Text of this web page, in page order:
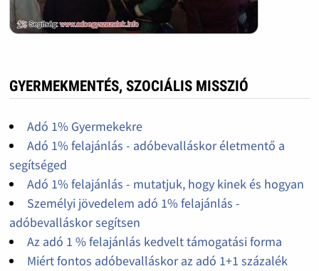
GYERMEKMENTÉS, SZOCIÁLIS MISSZIÓ
Adó 1% Gyermekekre
Adó 1% felajánlás - adóbevalláskor életmentő a
segítséged
Adó 1% felajánlás - mutatjuk, hogy kinek és hogyan
Személyi jövedelem adó 1% felajánlás -
adóbevalláskor segítsen
Az adó 1 % felajánlás kedvelt támogatási forma
Miért fontos adóbevalláskor az adó 1+1 százalék